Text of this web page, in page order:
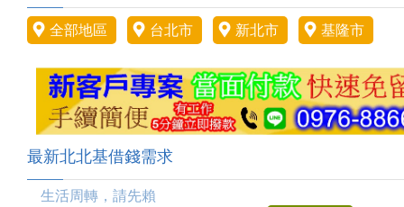
全部地區 台北市 新北市 基隆市
最新北北基借錢需求
生活周轉，請先賴